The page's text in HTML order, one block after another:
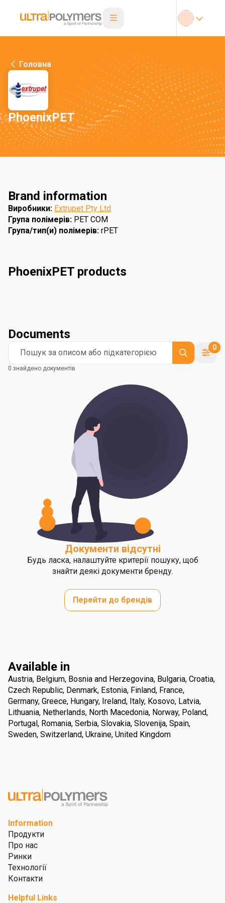
Головна
PhoenixPET
Brand information
Виробники: Extrupet Pty Ltd
Група полімерів: PET COM
Група/тип(и) полімерів: rPET
PhoenixPET products
Documents
Пошук за описом або підкатегорією
0
0 знайдено документів
Документи відсутні
Будь ласка, налаштуйте критерії пошуку, щоб
знайти деякі документи бренду.
Перейти до брендів
Available in
Austria, Belgium, Bosnia and Herzegovina, Bulgaria, Croatia,
Czech Republic, Denmark, Estonia, Finland, France,
Germany, Greece, Hungary, Ireland, Italy, Kosovo, Latvia,
Lithuania, Netherlands, North Macedonia, Norway, Poland,
Portugal, Romania, Serbia, Slovakia, Slovenija, Spain,
Sweden, Switzerland, Ukraine, United Kingdom
Information
Продукти
Про нас
Ринки
Технології
Контакти
Helpful Links